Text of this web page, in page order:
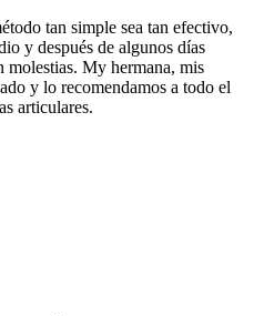
tan simple sea tan efectivo,
y después de algunos días
My hermana, mis
y lo recomendamos a todo el
articulares.